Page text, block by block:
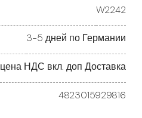
W2242
3-5 дней по Германии
цена НДС вкл. доп Доставка
4823015929816